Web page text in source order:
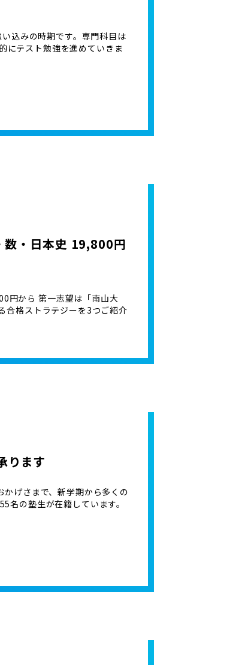
込みの時期です。専門科目は
にテスト勉強を進めていきま
数・日本史 19,800円
円から 第一志望は「南山大
合格ストラテジーを3つご紹介
ります
げさまで、新学期から多くの
名の塾生が在籍しています。